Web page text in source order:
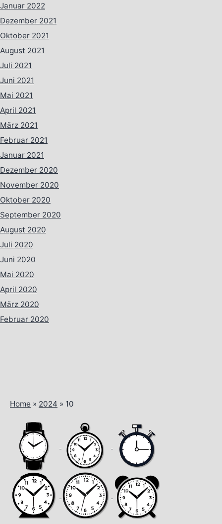
Januar 2022
Dezember 2021
Oktober 2021
August 2021
Juli 2021
Juni 2021
Mai 2021
April 2021
März 2021
Februar 2021
Januar 2021
Dezember 2020
November 2020
Oktober 2020
September 2020
August 2020
Juli 2020
Juni 2020
Mai 2020
April 2020
März 2020
Februar 2020
Home » 2024 » 10